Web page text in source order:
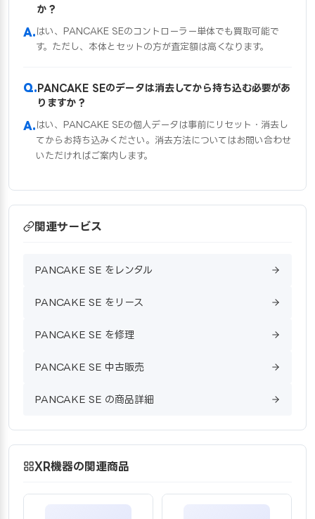
か？
はい、PANCAKE SEのコントローラー単体でも買取可能で
す。ただし、本体とセットの方が査定額は高くなります。
PANCAKE SEのデータは消去してから持ち込む必要があ
りますか？
はい、PANCAKE SEの個人データは事前にリセット・消去し
てからお持ち込みください。消去方法についてはお問い合わせ
いただければご案内します。
関連サービス
PANCAKE SE をレンタル
PANCAKE SE をリース
PANCAKE SE を修理
PANCAKE SE 中古販売
PANCAKE SE の商品詳細
XR機器の関連商品